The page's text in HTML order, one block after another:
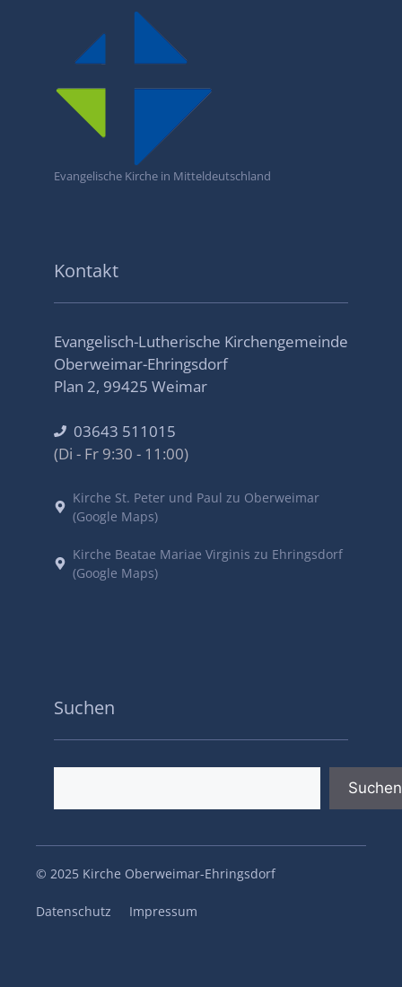
Evangelische Kirche in Mitteldeutschland
Kontakt
Evangelisch-Lutherische Kirchengemeinde
Oberweimar-Ehringsdorf
Plan 2, 99425 Weimar
03643 511015
(Di - Fr 9:30 - 11:00)
Kirche St. Peter und Paul zu Oberweimar
(Google Maps)
Kirche Beatae Mariae Virginis zu Ehringsdorf
(Google Maps)
Suchen
Suchen
© 2025 Kirche Oberweimar-Ehringsdorf
Datenschutz Impressum